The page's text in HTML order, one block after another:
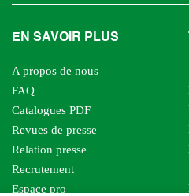
EN SAVOIR PLUS
A propos de nous
FAQ
Catalogues PDF
Revues de presse
Relation presse
Recrutement
Espace pro